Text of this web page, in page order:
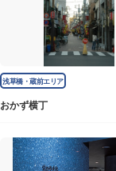
浅草橋・蔵前エリア
おかず横丁